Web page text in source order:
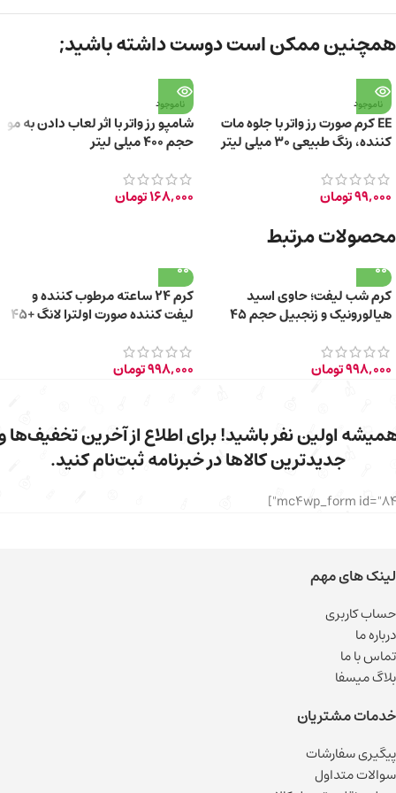
همچنین ممکن است دوست داشته باشید;
ناموجود
EE کرم صورت رز واتر با جلوه مات
کننده، رنگ طبیعی 30 میلی لیتر
99,000تومان
ناموجود
شامپو رز واتر با اثر لعاب دادن به مو
حجم 400 میلی لیتر
168,000تومان
محصولات مرتبط
کرم شب لیفت؛ حاوی اسید
هیالورونیک و زنجبیل حجم 45
998,000تومان
کرم ۲۴ ساعته مرطوب کننده و
لیفت کننده صورت اولترا لانگ +45
998,000تومان
اولین نفر باشید! برای اطلاع از آخرین تخفیف‌ها
جدیدترین کالاها در خبرنامه ثبت‌نام کنید.
لینک های مهم
حساب کاربری
درباره ما
تماس با ما
بلاگ میسفا
خدمات مشتریان
پیگیری سفارشات
سوالات متداول